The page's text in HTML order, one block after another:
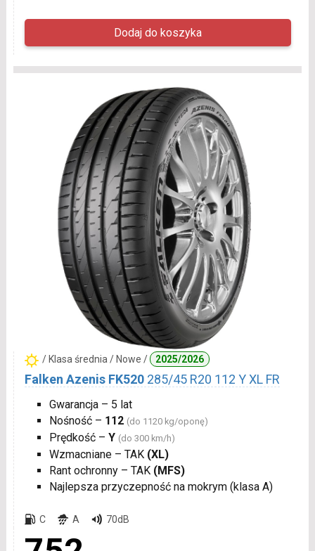
/ Klasa średnia / Nowe / 2025/2026
Falken Azenis FK520 285/45 R20 112 Y XL FR
Gwarancja – 5 lat
Nośność – 112 (do 1120 kg/oponę)
Prędkość – Y (do 300 km/h)
Wzmacniane – TAK (XL)
Rant ochronny – TAK (MFS)
Najlepsza przyczepność na mokrym (klasa A)
C A 70dB